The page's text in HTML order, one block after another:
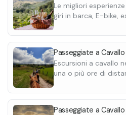
•3 portate
•Dessert
•Caffé
•Bevande
Le migliori
giri in barca, E-bike,
Passeggiate a
Escursioni a cavallo
una o più ore di
Passeggiate a